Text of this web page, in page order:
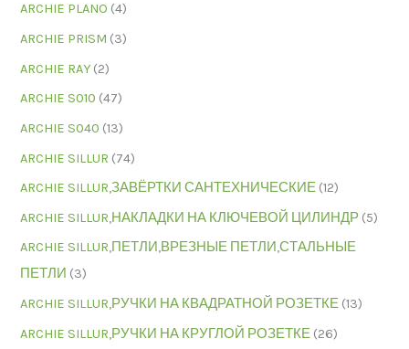
ARCHIE PLANO (4)
ARCHIE PRISM (3)
ARCHIE RAY (2)
ARCHIE S010 (47)
ARCHIE S040 (13)
ARCHIE SILLUR (74)
ARCHIE SILLUR,ЗАВЁРТКИ САНТЕХНИЧЕСКИЕ (12)
ARCHIE SILLUR,НАКЛАДКИ НА КЛЮЧЕВОЙ ЦИЛИНДР (5)
ARCHIE SILLUR,ПЕТЛИ,ВРЕЗНЫЕ ПЕТЛИ,СТАЛЬНЫЕ
ПЕТЛИ (3)
ARCHIE SILLUR,РУЧКИ НА КВАДРАТНОЙ РОЗЕТКЕ (13)
ARCHIE SILLUR,РУЧКИ НА КРУГЛОЙ РОЗЕТКЕ (26)